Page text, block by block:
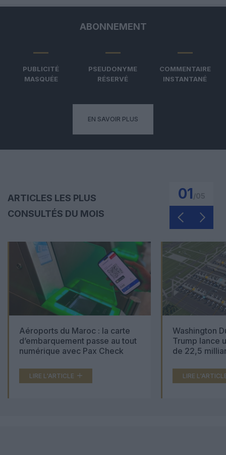
ABONNEMENT
PUBLICITÉ
MASQUÉE
PSEUDONYME
RÉSERVÉ
COMMENTAIRE
INSTANTANÉ
EN SAVOIR PLUS
ARTICLES LES PLUS
CONSULTÉS DU MOIS
01
Aéroports du Maroc : la carte
d’embarquement passe au tout
numérique avec Pax Check
LIRE L'ARTICLE
Washington
Trump lance
de 22,5
LIRE